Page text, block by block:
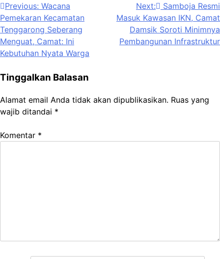
Navigasi
pos
Previous: Wacana
Pemekaran Kecamatan
Tenggarong Seberang
Menguat, Camat: Ini
Kebutuhan Nyata Warga
Next:
Samboja Resmi
Masuk Kawasan IKN, Camat
Damsik Soroti Minimnya
Pembangunan Infrastruktur
Tinggalkan Balasan
Alamat email Anda tidak akan dipublikasikan. Ruas yang
wajib ditandai *
Komentar *